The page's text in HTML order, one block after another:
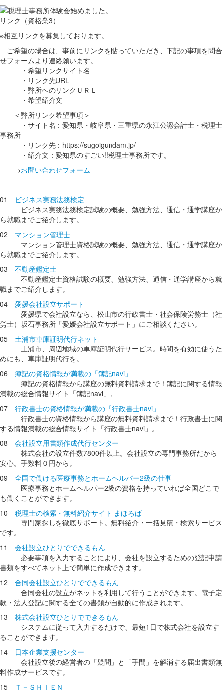
リンク（資格業3）
※相互リンクを募集しております。
ご希望の場合は、事前にリンクを貼っていただき、下記の事項を問合
せフォームより連絡願います。
・希望リンクサイト名
・リンク先URL
・弊所へのリンクＵＲＬ
・希望紹介文
＜弊所リンク希望事項＞
・サイト名：愛知県・岐阜県・三重県の永江公認会計士・税理士
事務所
・リンク先：https://sugoigundam.jp/
・紹介文：愛知県のすごい!!税理士事務所です。
→お問い合わせフォーム
01 ビジネス実務法務検定
ビジネス実務法務検定試験の概要、勉強方法、通信・通学講座か
ら就職までご紹介します。
02 マンション管理士
マンション管理士資格試験の概要、勉強方法、通信・通学講座か
ら就職までご紹介します。
03 不動産鑑定士
不動産鑑定士資格試験の概要、勉強方法、通信・通学講座から就
職までご紹介します。
04 愛媛会社設立サポート
愛媛県で会社設立なら、松山市の行政書士・社会保険労務士（社
労士）坂石事務所「愛媛会社設立サポート」にご相談ください。
05 土浦市車庫証明代行ネット
土浦市、周辺地域の車庫証明代行サービス。時間を有効に使うた
めにも、車庫証明代行を。
06 簿記の資格情報が満載の「簿記navi」
簿記の資格情報から講座の無料資料請求まで！簿記に関する情報
満載の総合情報サイト「簿記navi」。
07 行政書士の資格情報が満載の「行政書士navi」
行政書士の資格情報から講座の無料資料請求まで！行政書士に関
する情報満載の総合情報サイト「行政書士navi」。
08 会社設立用書類作成代行センター
株式会社の設立件数7800件以上。会社設立の専門事務所だから
安心。手数料０円から。
09 全国で働ける医療事務とホームヘルパー2級の仕事
医療事務とホームヘルパー2級の資格を持っていれば全国どこで
も働くことができます。
10 税理士の検索・無料紹介サイト まほろば
専門家探しを徹底サポート。無料紹介・一括見積・検索サービス
です。
11 会社設立ひとりでできるもん
必要事項を入力することにより、会社を設立するための登記申請
書類をすべてネット上で簡単に作成できます。
12 合同会社設立ひとりでできるもん
合同会社の設立がネットを利用して行うことができます。電子定
款・法人登記に関する全ての書類が自動的に作成されます。
13 株式会社設立ひとりでできるもん
システムに従って入力するだけで、最短1日で株式会社を設立す
ることができます。
14 日本企業支援センター
会社設立後の経営者の「疑問」と「手間」を解消する届出書類無
料作成サービスです。
15
Ｔ－ＳＨＩＥＮ